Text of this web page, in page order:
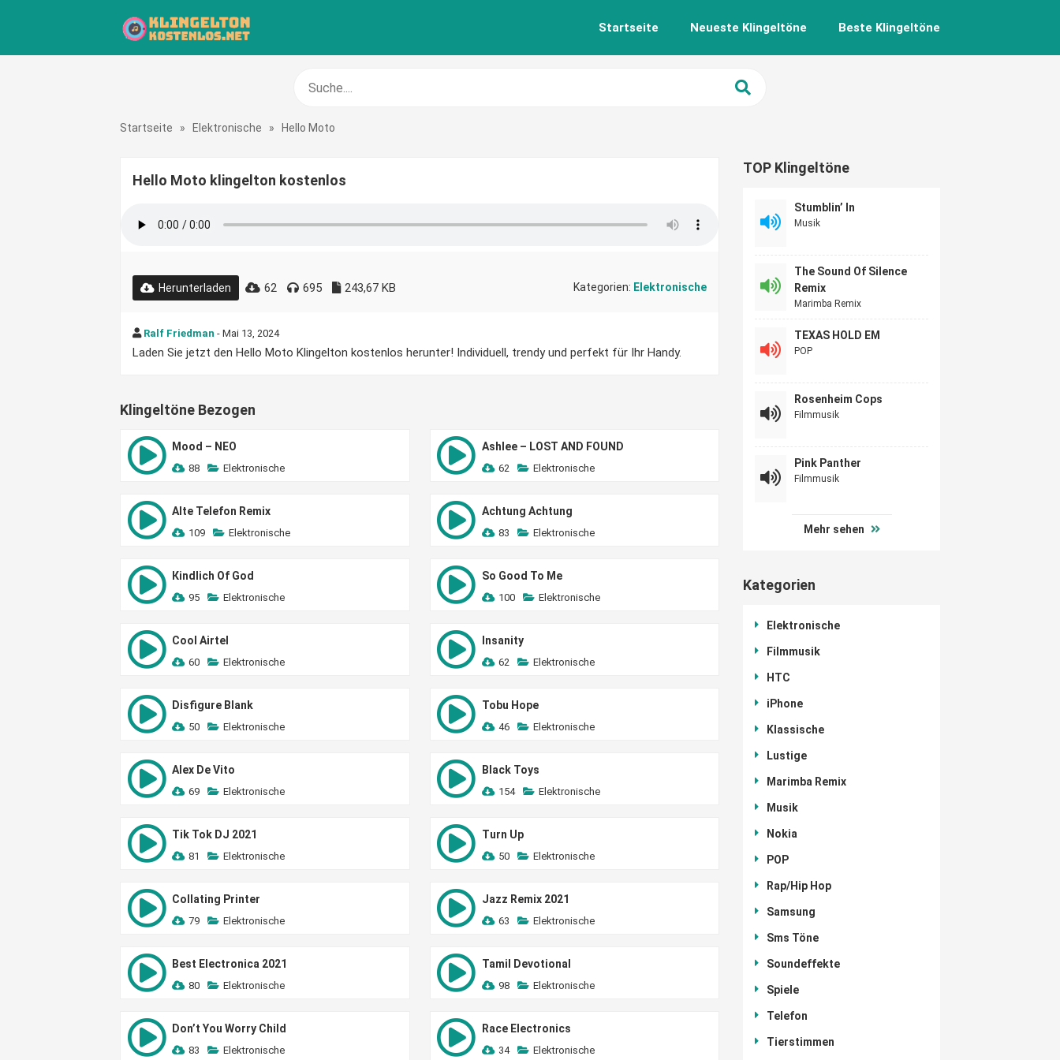
Startseite Neueste Klingeltöne Beste Klingeltöne
Startseite » Elektronische » Hello Moto
Hello Moto klingelton kostenlos
Herunterladen 62 695 243,67 KB Kategorien: Elektronische
Ralf Friedman - Mai 13, 2024
Laden Sie jetzt den Hello Moto Klingelton kostenlos herunter! Individuell, trendy und perfekt für Ihr Handy.
Klingeltöne Bezogen
Mood – NEO
88 Elektronische
Ashlee – LOST AND FOUND
62 Elektronische
Alte Telefon Remix
109 Elektronische
Achtung Achtung
83 Elektronische
Кindlich Of God
95 Elektronische
So Good To Me
100 Elektronische
Cool Airtel
60 Elektronische
Insanity
62 Elektronische
Disfigure Blank
50 Elektronische
Tobu Hope
46 Elektronische
Alex De Vito
69 Elektronische
Black Toys
154 Elektronische
Tik Tok DJ 2021
81 Elektronische
Turn Up
50 Elektronische
Collating Printer
79 Elektronische
Jazz Remix 2021
63 Elektronische
Best Electronica 2021
80 Elektronische
Tamil Devotional
98 Elektronische
Don’t You Worry Child
83 Elektronische
Race Electronics
34 Elektronische
TOP Klingeltöne
Stumblin’ In
Musik
The Sound Of Silence
Remix
Marimba Remix
TEXAS HOLD EM
POP
Rosenheim Cops
Filmmusik
Pink Panther
Filmmusik
Mehr sehen
Kategorien
Elektronische
Filmmusik
HTC
iPhone
Klassische
Lustige
Marimba Remix
Musik
Nokia
POP
Rap/Hip Hop
Samsung
Sms Töne
Soundeffekte
Spiele
Telefon
Tierstimmen